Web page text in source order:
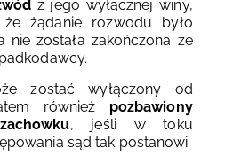
z jego wyłącznej winy,
żądanie rozwodu było
nie została zakończona ze
zostać wyłączony od
również pozbawiony
, jeśli w toku
sąd tak postanowi.